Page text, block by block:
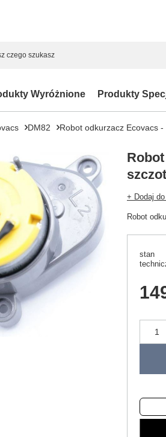
Wyróżnione Produkty
DM82 Robot odkurzacz Ecovacs
+ Dodaj
Robot
stan